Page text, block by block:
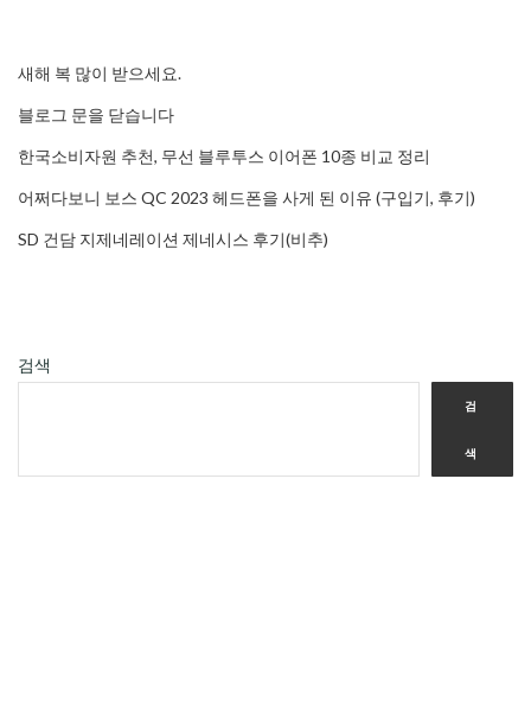
새해 복 많이 받으세요.
블로그 문을 닫습니다
한국소비자원 추천, 무선 블루투스 이어폰 10종 비교 정리
어쩌다보니 보스 QC 2023 헤드폰을 사게 된 이유 (구입기, 후기)
SD 건담 지제네레이션 제네시스 후기(비추)
검색
검
색